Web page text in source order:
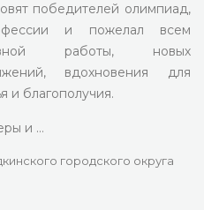
победителей олимпиад,
и пожелал всем
работы, новых
вдохновения для
и благополучия.
и …
городского округа